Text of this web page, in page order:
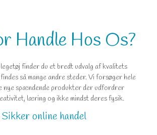
Handle Hos Os?
finder du et bredt udvalg af kvalitets
så mange andre steder. Vi forsøger hele
nye spændende produkter der udfordrer
læring og ikke mindst deres fysik.
Sikker online handel